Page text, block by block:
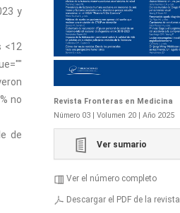
y
<12
no
de
Revista Fronteras en Medicina
Número 03 | Volumen 20 | Año 2025
Ver sumario
Ver el número completo
Descargar el PDF de la revista